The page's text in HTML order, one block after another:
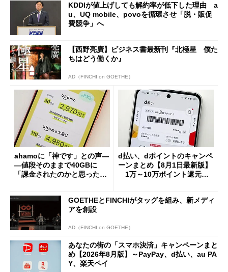
KDDIが値上げしても解約率が低下した理由 a
u、UQ mobile、povoを循環させ「脱・販促
費競争」へ
【西野亮廣】ビジネス書最新刊『北極星 僕た
ちはどう働くか』
AD（FINCHI on GOETHE）
ahamoに「神です」との声―
―値段そのままで40GBに
「課金されたのかと思った」
d払い、dポイントのキャンペ
ーンまとめ【8月1日最新版】
1万～10万ポイント還元の
GOETHEとFINCHIがタッグを組み、新メディ
アを創設
AD（FINCHI on GOETHE）
あなたの街の「スマホ決済」キャンペーンまと
め【2026年8月版】～PayPay、d払い、au PA
Y、楽天ペイ